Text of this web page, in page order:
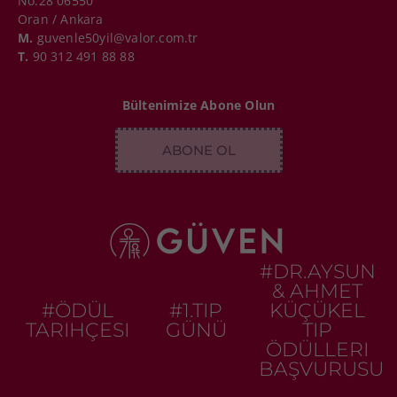
Oran / Ankara
M. guvenle50yil@valor.com.tr
T. 90 312 491 88 88
Bültenimize Abone Olun
ABONE OL
#ÖDÜL
TARIHÇESI
#1.TIP
GÜNÜ
#DR.AYSUN
& AHMET
KÜÇÜKEL
TIP
ÖDÜLLERI
BAŞVURUSU